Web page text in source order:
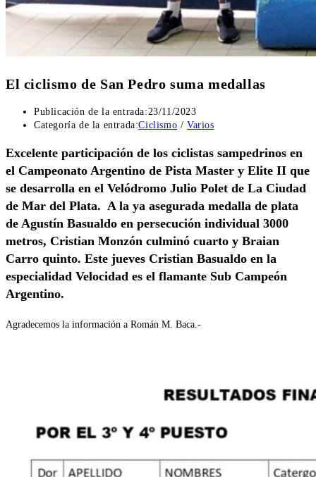
El ciclismo de San Pedro suma medallas
Publicación de la entrada:23/11/2023
Categoría de la entrada:Ciclismo / Varios
Excelente participación de los ciclistas sampedrinos en
el Campeonato Argentino de Pista Master y Elite II que
se desarrolla en el Velódromo Julio Polet de La Ciudad
de Mar del Plata. A la ya asegurada medalla de plata
de Agustín Basualdo en persecución individual 3000
metros, Cristian Monzón culminó cuarto y Braian
Carro quinto. Este jueves Cristian Basualdo en la
especialidad Velocidad es el flamante Sub Campeón
Argentino.
Agradecemos la información a Román M. Baca.-